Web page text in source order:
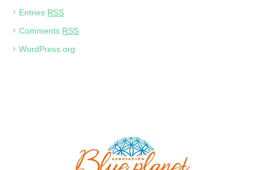
Entries RSS
Comments RSS
WordPress.org